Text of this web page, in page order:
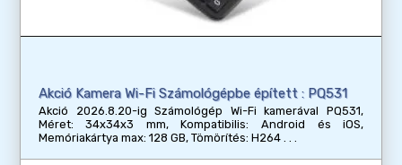
Akció Kamera Wi-Fi Számológépbe épített : PQ531
Akció 2026.8.20-ig Számológép Wi-Fi kamerával PQ531,
Méret: 34x34x3 mm, Kompatibilis: Android és iOS,
Memóriakártya max: 128 GB, Tömörítés: H264